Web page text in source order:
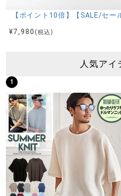
【ポイント10倍】【SALE/セ
¥7,980 (税込)
人気アイ
1